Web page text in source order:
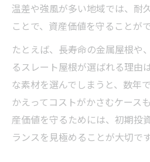
温差や強風が多い地域では、耐
ことで、資産価値を守ることがで
たとえば、長寿命の金属屋根や
るスレート屋根が選ばれる理由
な素材を選んでしまうと、数年
かえってコストがかさむケース
産価値を守るためには、初期投
ランスを見極めることが大切です